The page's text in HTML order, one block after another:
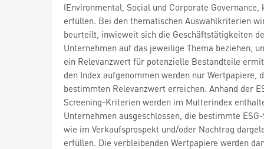
(Environmental, Social und Corporate Governance,
erfüllen. Bei den thematischen Auswahlkriterien
beurteilt, inwieweit sich die Geschäftstätigkeiten
Unternehmen auf das jeweilige Thema beziehen,
ein Relevanzwert für potenzielle Bestandteile
den Index aufgenommen werden nur Wertpapiere,
bestimmten Relevanzwert erreichen. Anhand der
Screening-Kriterien werden im Mutterindex
Unternehmen ausgeschlossen, die bestimmte
wie im Verkaufsprospekt und/oder Nachtrag
erfüllen. Die verbleibenden Wertpapiere werden